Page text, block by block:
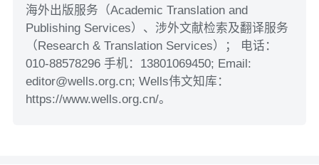
海外出版服务（Academic Translation and
Publishing Services）、涉外文献检索及翻译服务
（Research & Translation Services）； 电话：
010-88578296 手机：13801069450; Email:
editor@wells.org.cn; Wells伟文知库：
https://www.wells.org.cn/。